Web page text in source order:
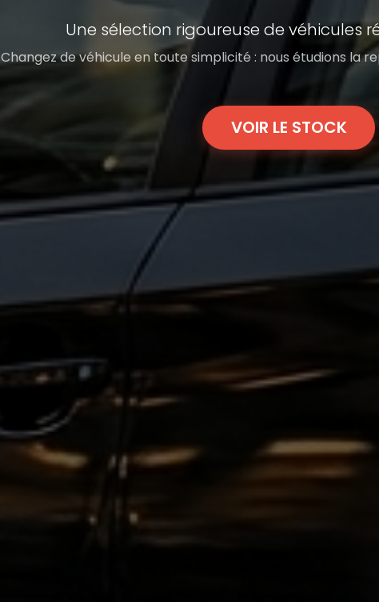
Une sélection rigoureuse de véhicules
Changez de véhicule en toute simplicité : nous étudions la
VOIR LE STOCK